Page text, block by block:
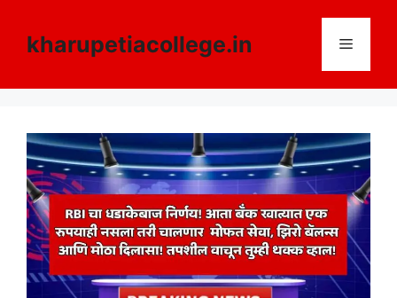
contentkharupetiacollege.in Menu